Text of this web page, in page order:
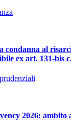
condanna al
ex art. 131-bis
2026: ambito